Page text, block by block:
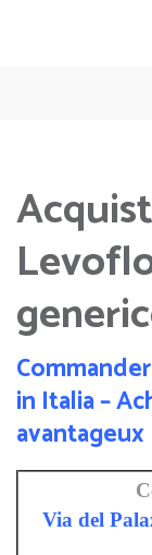
in Italia –
avantageux
Via del